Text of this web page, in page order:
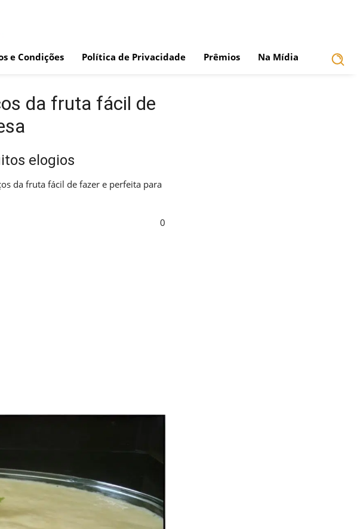
e Condições Política de Privacidade Prêmios Na Mídia
da fruta fácil de
elogios
da fruta fácil de fazer e perfeita para
0